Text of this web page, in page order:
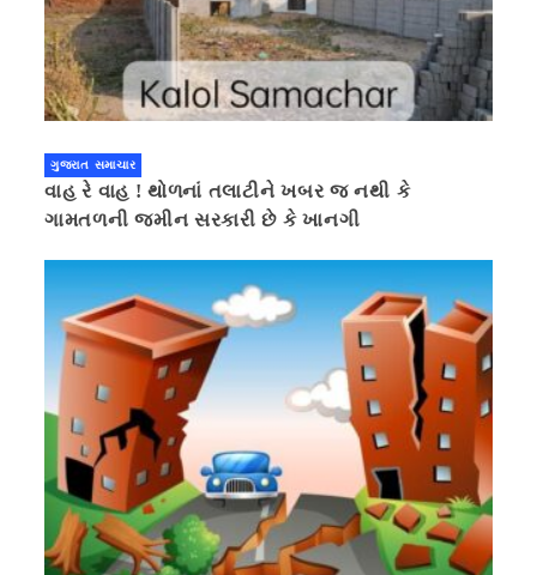
ગુજરાત સમાચાર
વાહ રે વાહ ! થોળનાં તલાટીને ખબર જ નથી કે
ગામતળની જમીન સરકારી છે કે ખાનગી